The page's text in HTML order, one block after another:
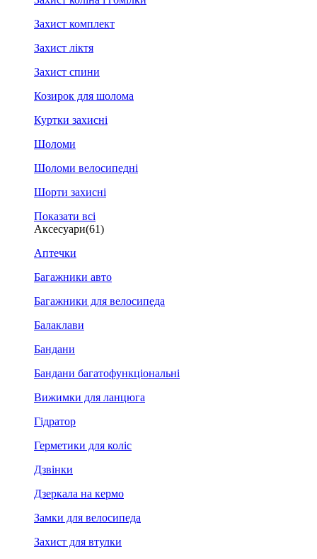
Захист комплект
Захист ліктя
Захист спини
Козирок для шолома
Куртки захисні
Шоломи
Шоломи велосипедні
Шорти захисні
Показати всі
Аксесуари(61)
Аптечки
Багажники авто
Багажники для велосипеда
Балаклави
Бандани
Бандани багатофункціональні
Вижимки для ланцюга
Гідратор
Герметики для коліс
Дзвінки
Дзеркала на кермо
Замки для велосипеда
Захист для втулки